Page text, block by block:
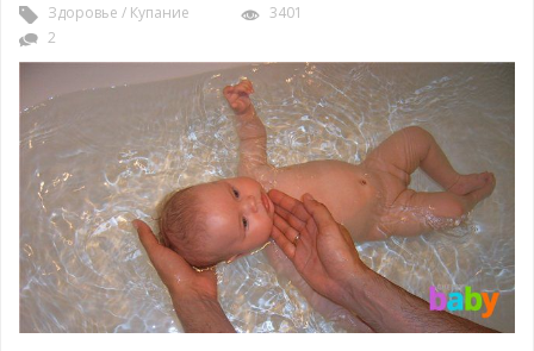
Здоровье / Купание
3401
2